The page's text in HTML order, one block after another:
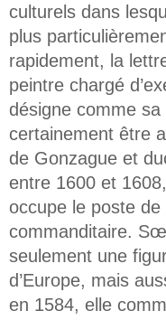
culturels dans
plus
rapidement, la
peintre chargé
désigne comme sa
certainement être
de Gonzague et
entre 1600 et
occupe le poste
commanditaire.
seulement une
d’Europe, mais
en 1584, elle